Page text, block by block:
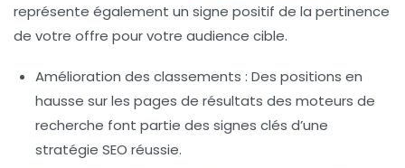
représente également un signe positif de la pertinence
de votre offre pour votre audience cible.
Amélioration des classements : Des positions en
hausse sur les pages de résultats des moteurs de
recherche font partie des signes clés d’une
stratégie SEO réussie.